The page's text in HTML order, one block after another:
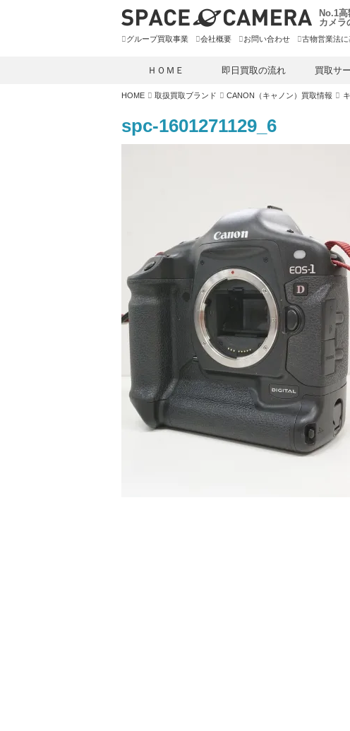
No.1高
カメラ
グループ買取事業 会社概要 お問い合わせ 古物営業法
ＨＯＭＥ 即日買取の流れ 買取サ
HOME 取扱買取ブランド CANON（キャノン）買取情報
spc-1601271129_6